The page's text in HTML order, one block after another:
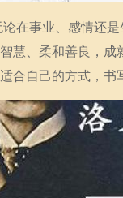
在事业、感情还
慧、柔和善良，
合自己的方式，书